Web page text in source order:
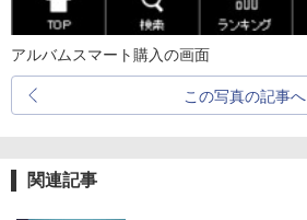
アルバムスマート購入の画面
この写真の記事へ
関連記事